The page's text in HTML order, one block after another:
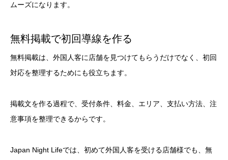
ムーズになります。
無料掲載で初回導線を作る
無料掲載は、外国人客に店舗を見つけてもらうだけでなく、初回
対応を整理するためにも役立ちます。
掲載文を作る過程で、受付条件、料金、エリア、支払い方法、注
意事項を整理できるからです。
Japan Night Lifeでは、初めて外国人客を受ける店舗様でも、無